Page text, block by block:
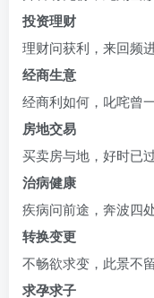
投资理财
理财问获利，来回频
经商生意
经商利如何，叱咤曾
房地交易
买卖房与地，好时已
治病健康
疾病问前途，奔波四
转换变更
不畅欲求变，此景不
求孕求子